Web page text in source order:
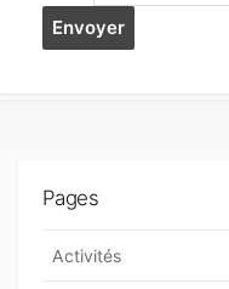
Pages
Activités